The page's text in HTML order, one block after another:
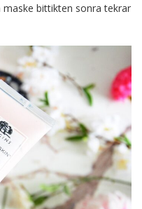
maske bittikten sonra tekrar